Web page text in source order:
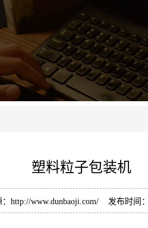
塑料粒子包装机
http://www.dunbaoji.com/ 发布时间